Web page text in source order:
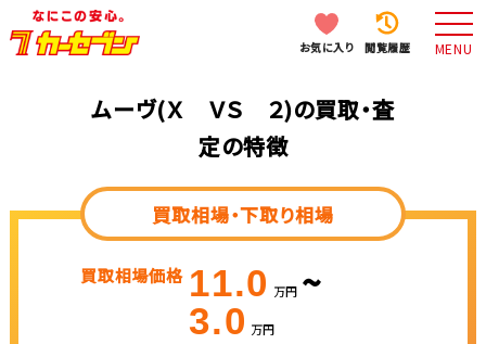
お気に入り 閲覧履歴 MENU
ムーヴ(Ｘ ＶＳ ２)の買取・査
定の特徴
買取相場・下取り相場
買取相場価格 11.0 万円 ~
3.0 万円